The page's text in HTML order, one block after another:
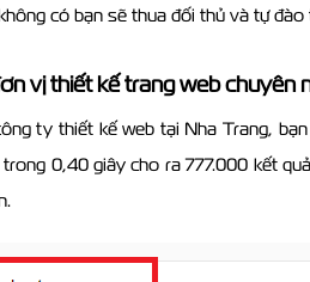
có bạn sẽ thua đối thủ và tự
vị thiết kế trang web chuyên
ty thiết kế web tại Nha Trang,
0,40 giây cho ra 777.000 kết